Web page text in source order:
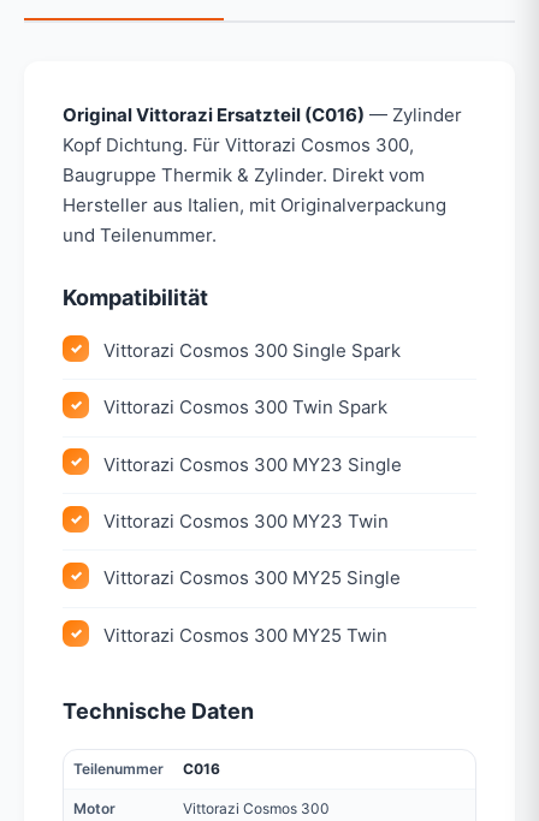
Original Vittorazi Ersatzteil (C016) — Zylinder
Kopf Dichtung. Für Vittorazi Cosmos 300,
Baugruppe Thermik & Zylinder. Direkt vom
Hersteller aus Italien, mit Originalverpackung
und Teilenummer.
Kompatibilität
Vittorazi Cosmos 300 Single Spark
Vittorazi Cosmos 300 Twin Spark
Vittorazi Cosmos 300 MY23 Single
Vittorazi Cosmos 300 MY23 Twin
Vittorazi Cosmos 300 MY25 Single
Vittorazi Cosmos 300 MY25 Twin
Technische Daten
Teilenummer C016
Motor Vittorazi Cosmos 300